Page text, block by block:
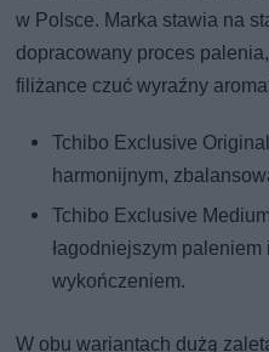
w Polsce. Marka stawia na
dopracowany proces
filiżance czuć wyraźny
Tchibo Exclusive
harmonijnym,
Tchibo Exclusive
łagodniejszym
wykończeniem.
W obu wariantach dużą